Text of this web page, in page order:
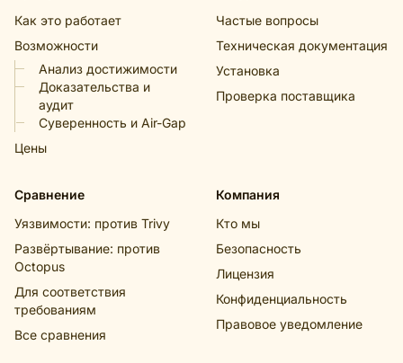
Как это работает
Возможности
Анализ достижимости
Доказательства и
аудит
Суверенность и Air-Gap
Цены
Частые вопросы
Техническая документация
Установка
Проверка поставщика
Сравнение
Уязвимости: против Trivy
Развёртывание: против
Octopus
Для соответствия
требованиям
Все сравнения
Компания
Кто мы
Безопасность
Лицензия
Конфиденциальность
Правовое уведомление